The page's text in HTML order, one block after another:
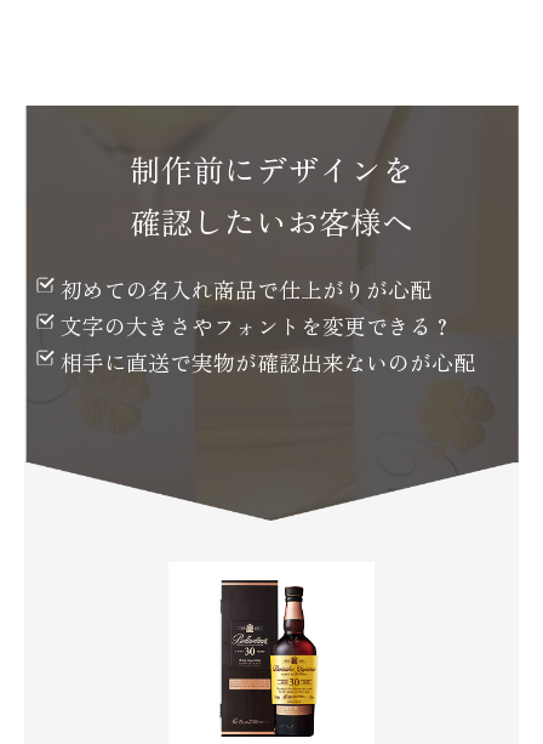
制作前にデザインを
確認したいお客様へ
初めての名入れ商品で仕上がりが心配
文字の大きさやフォントを変更できる？
相手に直送で実物が確認出来ないのが心配